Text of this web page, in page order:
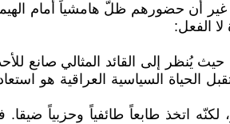
أن حضورهم ظلّ هامشياً أمام
الفعل:
إلى القائد المثالي صانع
السياسية العراقية هو
لكنّه اتخذ طابعاً طائفياً وحزبياً